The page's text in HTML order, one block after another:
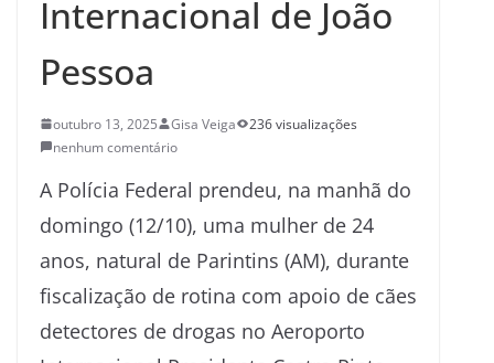
Internacional de João
Pessoa
outubro 13, 2025 Gisa Veiga
236 visualizações
nenhum comentário
A Polícia Federal prendeu, na manhã do
domingo (12/10), uma mulher de 24
anos, natural de Parintins (AM), durante
fiscalização de rotina com apoio de cães
detectores de drogas no Aeroporto